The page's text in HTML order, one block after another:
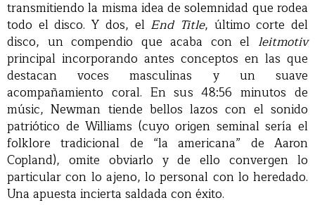
transmitiendo la misma idea de solemnidad que rodea
todo el disco. Y dos, el End Title, último corte del
disco, un compendio que acaba con el leitmotiv
principal incorporando antes conceptos en las que
destacan voces masculinas y un suave
acompañamiento coral. En sus 48:56 minutos de
músic, Newman tiende bellos lazos con el sonido
patriótico de Williams (cuyo origen seminal sería el
folklore tradicional de “la americana” de Aaron
Copland), omite obviarlo y de ello convergen lo
particular con lo ajeno, lo personal con lo heredado.
Una apuesta incierta saldada con éxito.